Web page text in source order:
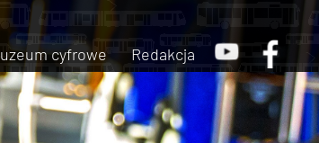
cyfrowe Redakcja